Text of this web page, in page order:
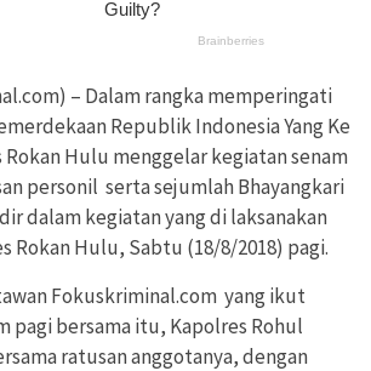
– Dalam rangka memperingati
Republik Indonesia Yang Ke
Rokan Hulu menggelar kegiatan senam
personil serta sejumlah Bhayangkari
dalam kegiatan yang di laksanakan
Rokan Hulu, Sabtu (18/8/2018) pagi.
Fokuskriminal.com yang ikut
pagi bersama itu, Kapolres Rohul
ratusan anggotanya, dengan